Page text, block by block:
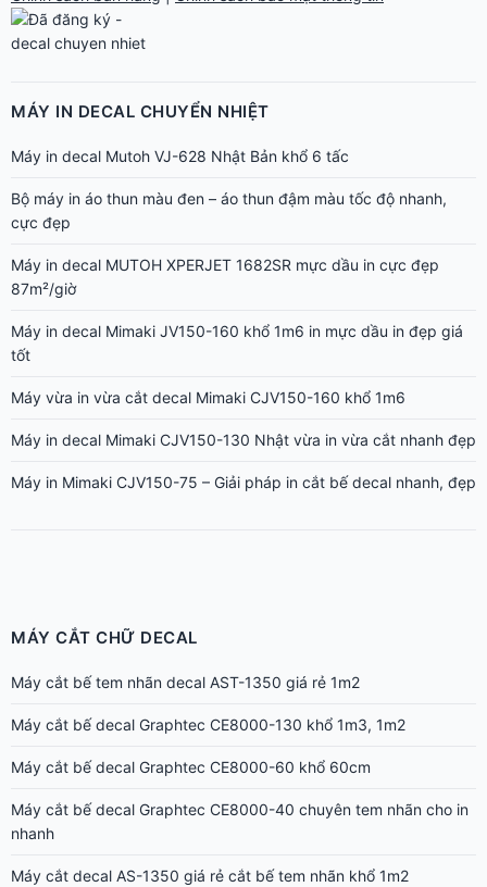
MÁY IN DECAL CHUYỂN NHIỆT
Máy in decal Mutoh VJ-628 Nhật Bản khổ 6 tấc
Bộ máy in áo thun màu đen – áo thun đậm màu tốc độ nhanh,
cực đẹp
Máy in decal MUTOH XPERJET 1682SR mực dầu in cực đẹp
87m²/giờ
Máy in decal Mimaki JV150-160 khổ 1m6 in mực dầu in đẹp giá
tốt
Máy vừa in vừa cắt decal Mimaki CJV150-160 khổ 1m6
Máy in decal Mimaki CJV150-130 Nhật vừa in vừa cắt nhanh đẹp
Máy in Mimaki CJV150-75 – Giải pháp in cắt bế decal nhanh, đẹp
MÁY CẮT CHỮ DECAL
Máy cắt bế tem nhãn decal AST-1350 giá rẻ 1m2
Máy cắt bế decal Graphtec CE8000-130 khổ 1m3, 1m2
Máy cắt bế decal Graphtec CE8000-60 khổ 60cm
Máy cắt bế decal Graphtec CE8000-40 chuyên tem nhãn cho in
nhanh
Máy cắt decal AS-1350 giá rẻ cắt bế tem nhãn khổ 1m2